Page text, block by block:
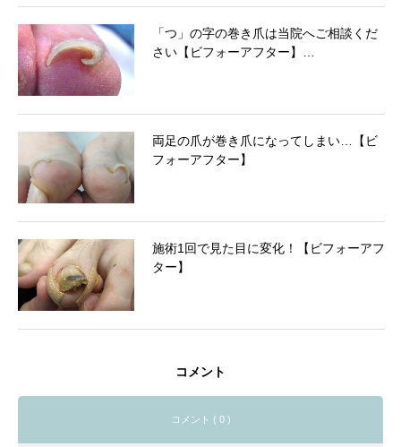
「つ」の字の巻き爪は当院へご相談くだ
さい【ビフォーアフター】…
両足の爪が巻き爪になってしまい…【ビ
フォーアフター】
施術1回で見た目に変化！【ビフォーアフ
ター】
コメント
コメント ( 0 )